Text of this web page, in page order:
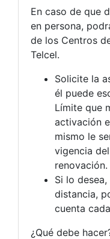
En caso de que
en persona,
de los Centros
Telcel.
Solicite la
él puede
Límite que
activación
mismo le
vigencia
renovación.
Si lo
distancia,
cuenta
¿Qué debe